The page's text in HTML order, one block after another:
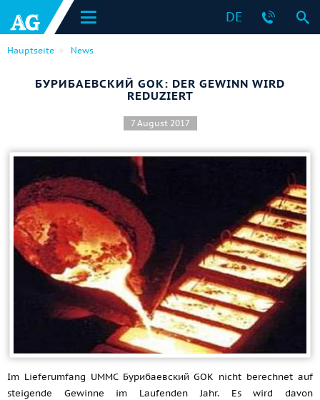
DE
Hauptseite News
БУРИБАЕВСКИЙ GOK: DER GEWINN WIRD
REDUZIERT
7 August 2017
Im Lieferumfang UMMC Бурибаевский GOK nicht berechnet auf
steigende Gewinne im Laufenden Jahr. Es wird davon